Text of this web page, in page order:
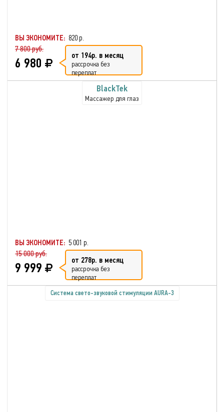
ВЫ ЭКОНОМИТЕ: 820 р.
7 800 руб.
6 980 от 194р. в месяц
рассрочка без
переплат
BlackTek
Массажер для глаз
ВЫ ЭКОНОМИТЕ: 5 001 р.
15 000 руб.
9 999 от 278р. в месяц
рассрочка без
переплат
Система свето-звуковой стимуляции AURA-3